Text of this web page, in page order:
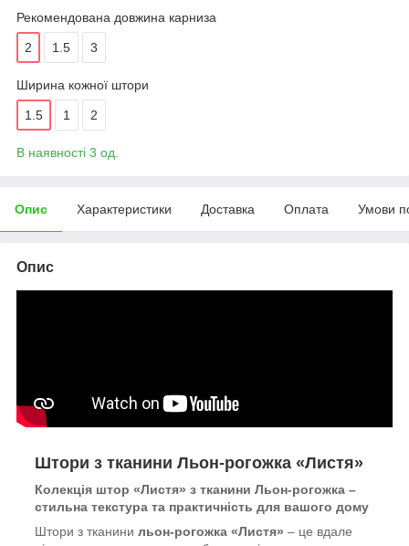
Рекомендована довжина карниза
2 1.5 3
Ширина кожної штори
1.5 1 2
В наявності 3 од.
Опис Характеристики Доставка Оплата Умови
Опис
Штори з тканини Льон-рогожка «Листя»
Колекція штор «Листя» з тканини Льон-рогожка –
стильна текстура та практичність для вашого дому
Штори з тканини льон-рогожка «Листя» – це вдале